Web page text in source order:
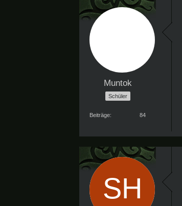
Muntok
Schüler
Beiträge 84